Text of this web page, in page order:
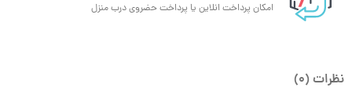
امکان پرداخت انلاین یا پرداخت حضروی درب منزل
نظرات (0)